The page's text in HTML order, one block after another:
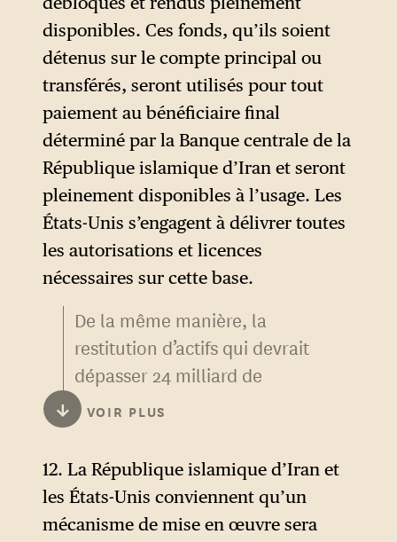
convenus de régler le sort des
matières enrichies stockées
selon un mécanisme qui sera
défini d’un commun accord,
conformément au calendrier
mentionné au paragraphe 7,
la méthode minimale
consistant en une dilution
isotopique sur site sous la
supervision de l’AIEA. Les
deux parties sont également
convenues d’examiner la
question de l’enrichissement
ainsi que d’autres sujets
définis d’un commun accord
et liés aux besoins nucléaires
d’Iran, sur la base du cadre
statutaire qui sera arrêté
dans l’accord final. L’accord
disponibles. Ces fonds, qu’ils soient
détenus sur le compte principal ou
transférés, seront utilisés pour tout
paiement au bénéficiaire final
déterminé par la Banque centrale de la
République islamique d’Iran et seront
pleinement disponibles à l’usage. Les
États-Unis s’engagent à délivrer toutes
les autorisations et licences
nécessaires sur cette base.
De la même manière, la
restitution d’actifs qui devrait
dépasser 24 milliard de
dollars serait un gain massif
pour le régime et son système
clientélaire durement mis à
l’épreuve par la guerre.
↓ VOIR PLUS
12. La République islamique d’Iran et
les États-Unis conviennent qu’un
mécanisme de mise en œuvre sera